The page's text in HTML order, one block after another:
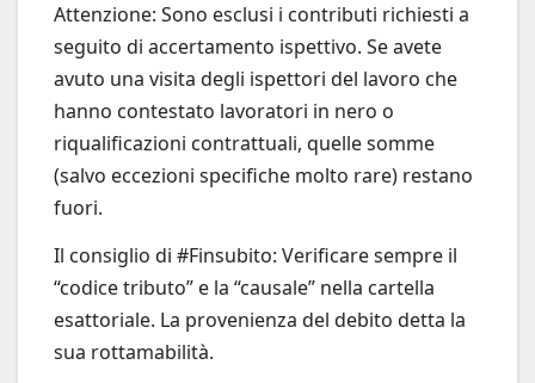
Attenzione: Sono esclusi i contributi richiesti a
seguito di accertamento ispettivo. Se avete
avuto una visita degli ispettori del lavoro che
hanno contestato lavoratori in nero o
riqualificazioni contrattuali, quelle somme
(salvo eccezioni specifiche molto rare) restano
fuori.
Il consiglio di #Finsubito: Verificare sempre il
“codice tributo” e la “causale” nella cartella
esattoriale. La provenienza del debito detta la
sua rottamabilità.